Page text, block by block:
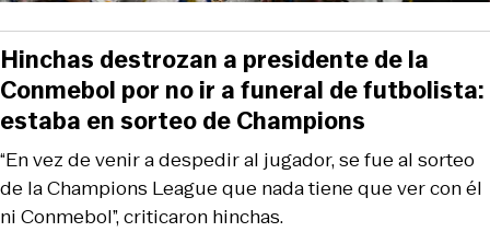
“En vez de venir a despedir al jugador, se fue al sorteo
de la Champions League que nada tiene que ver con él
ni Conmebol”, criticaron hinchas.
Hinchas destrozan a presidente de la
Conmebol por no ir a funeral de futbolista:
estaba en sorteo de Champions